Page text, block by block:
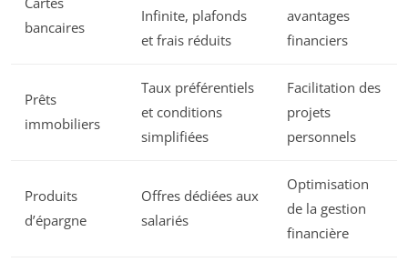
bancaires
Infinite, plafonds
et frais réduits
avantages
financiers
Prêts
immobiliers
Taux préférentiels
et conditions
simplifiées
Facilitation des
projets
personnels
Produits
d’épargne
Offres dédiées aux
salariés
Optimisation
de la gestion
financière